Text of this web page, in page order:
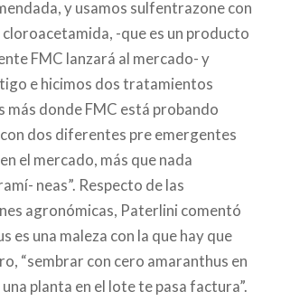
y usamos sulfentrazone con
cloroacetamida, -que es un producto
FMC lanzará al mercado- y
e hicimos dos tratamientos
más donde FMC está probando
dos diferentes pre emergentes
el mercado, más que nada
neas”. Respecto de las
agronómicas, Paterlini comentó
es una maleza con la que hay que
“sembrar con cero amaranthus en
planta en el lote te pasa factura”.